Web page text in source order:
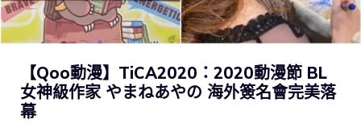
【Qoo動漫】TiCA2020：2020動漫節 BL
女神級作家 やまねあやの 海外簽名會完美落
幕